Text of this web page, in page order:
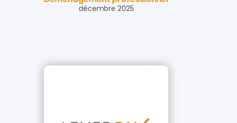
décembre 2025